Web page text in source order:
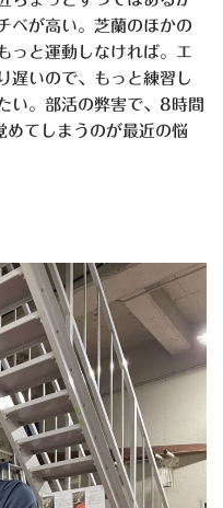
ベが高い。芝蘭のほかの
っと運動しなければ。エ
遅いので、もっと練習し
い。部活の弊害で、8時間
てしまうのが最近の悩